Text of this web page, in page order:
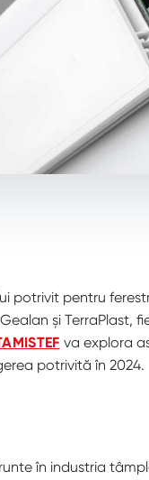
potrivit pentru
și TerraPlast,
va explora
potrivită în 2024.
în industria